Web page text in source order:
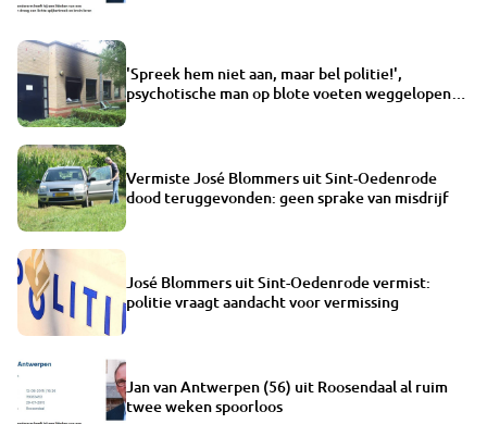
'Spreek hem niet aan, maar bel politie!',
psychotische man op blote voeten weggelopen
Vermiste José Blommers uit Sint-Oedenrode
dood teruggevonden: geen sprake van misdrijf
José Blommers uit Sint-Oedenrode vermist:
politie vraagt aandacht voor vermissing
Jan van Antwerpen (56) uit Roosendaal al ruim
twee weken spoorloos